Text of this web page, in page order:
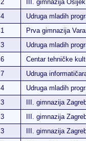
2
III. gimnazija Osijek
4
Udruga mladih
1
Prva gimnazija
3
Udruga mladih
6
Centar tehničke
7
Udruga
4
Udruga mladih
3
III. gimnazija
3
III. gimnazija
3
III. gimnazija